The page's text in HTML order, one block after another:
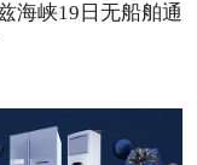
海峡19日无船舶通